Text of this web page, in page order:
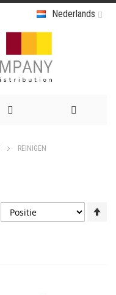
Nederlands
REINIGEN